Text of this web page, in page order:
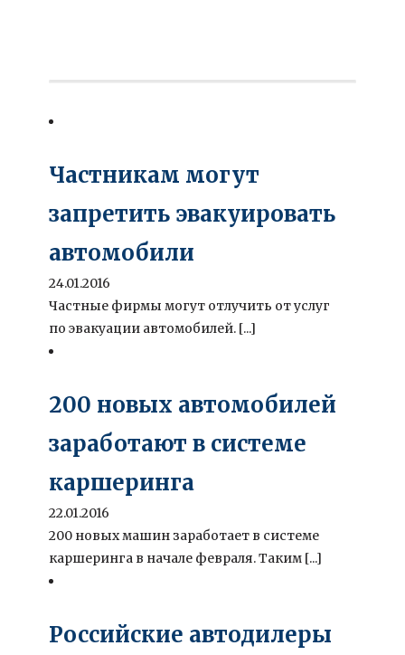
Частникам могут
запретить эвакуировать
автомобили
24.01.2016
Частные фирмы могут отлучить от услуг
по эвакуации автомобилей. [...]
200 новых автомобилей
заработают в системе
каршеринга
22.01.2016
200 новых машин заработает в системе
каршеринга в начале февраля. Таким [...]
Российские автодилеры